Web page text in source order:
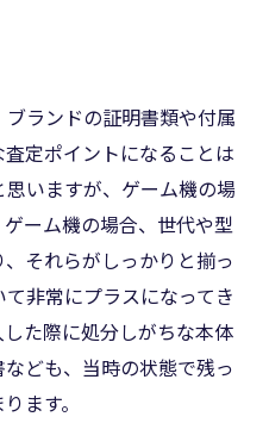
ランドの証明書類や付属
定ポイントになることは
いますが、ゲーム機の場
ーム機の場合、世代や型
それらがしっかりと揃っ
非常にプラスになってき
た際に処分しがちな本体
ども、当時の状態で残っ
ます。